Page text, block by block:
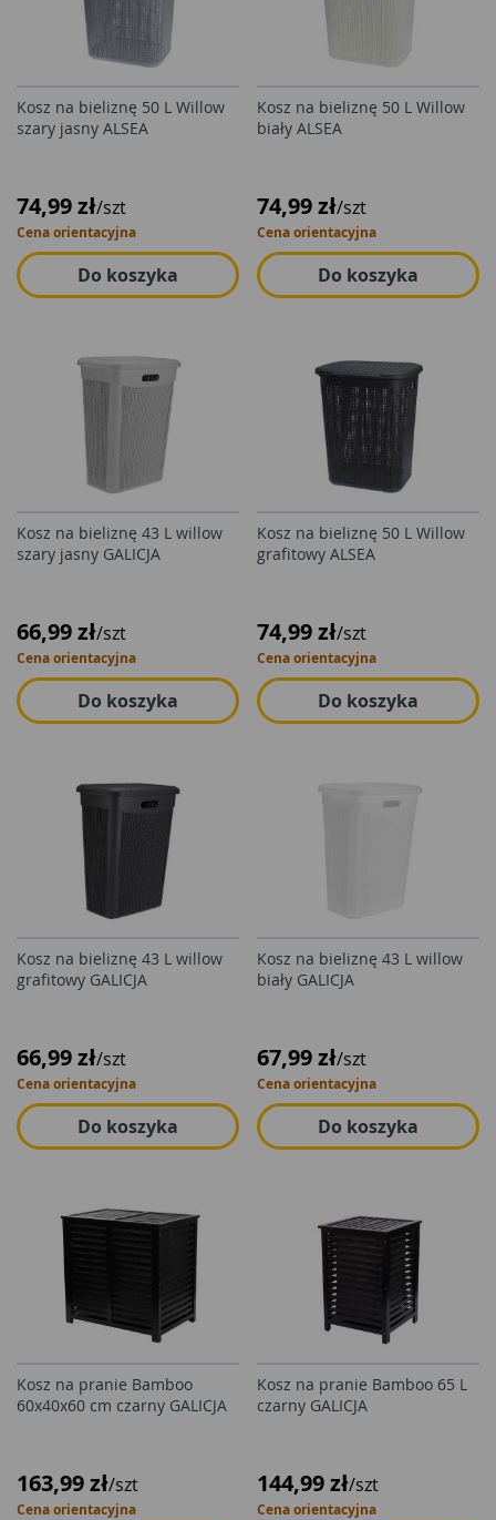
Kosz na bieliznę 50 L Willow
szary jasny ALSEA
74,99 zł/szt
Cena orientacyjna
Do koszyka
Kosz na bieliznę 50 L Willow
biały ALSEA
74,99 zł/szt
Cena orientacyjna
Do koszyka
Kosz na bieliznę 43 L willow
szary jasny GALICJA
66,99 zł/szt
Cena orientacyjna
Do koszyka
Kosz na bieliznę 50 L Willow
grafitowy ALSEA
74,99 zł/szt
Cena orientacyjna
Do koszyka
Kosz na bieliznę 43 L willow
grafitowy GALICJA
66,99 zł/szt
Cena orientacyjna
Do koszyka
Kosz na bieliznę 43 L willow
biały GALICJA
67,99 zł/szt
Cena orientacyjna
Do koszyka
Kosz na pranie Bamboo
60x40x60 cm czarny GALICJA
163,99 zł/szt
Cena orientacyjna
Kosz na pranie Bamboo 65 L
czarny GALICJA
144,99 zł/szt
Cena orientacyjna